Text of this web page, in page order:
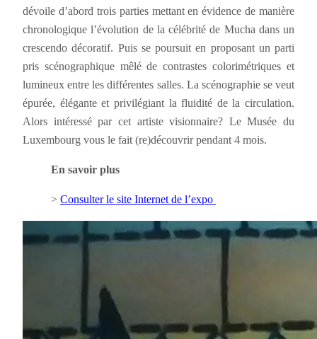
dévoile d’abord trois parties mettant en évidence de manière
chronologique l’évolution de la célébrité de Mucha dans un
crescendo décoratif. Puis se poursuit en proposant un parti
pris scénographique mêlé de contrastes colorimétriques et
lumineux entre les différentes salles. La scénographie se veut
épurée, élégante et privilégiant la fluidité de la circulation.
Alors intéressé par cet artiste visionnaire? Le Musée du
Luxembourg vous le fait (re)découvrir pendant 4 mois.
En savoir plus
> Consulter le site Internet de l’expo